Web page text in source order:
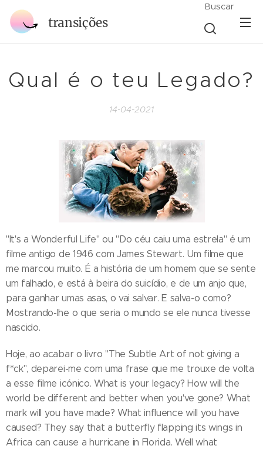
transições
Buscar
Qual é o teu Legado?
14-04-2021
"It's a Wonderful Life" ou "Do céu caiu uma estrela" é um
filme antigo de 1946 com James Stewart. Um filme que
me marcou muito. É a história de um homem que se sente
um falhado, e está à beira do suicídio, e de um anjo que,
para ganhar umas asas, o vai salvar. E salva-o como?
Mostrando-lhe o que seria o mundo se ele nunca tivesse
nascido.
Hoje, ao acabar o livro "The Subtle Art of not giving a
f*ck", deparei-me com uma frase que me trouxe de volta
a esse filme icónico. What is your legacy? How will the
world be different and better when you've gone? What
mark will you have made? What influence will you have
caused? They say that a butterfly flapping its wings in
Africa can cause a hurricane in Florida. Well what